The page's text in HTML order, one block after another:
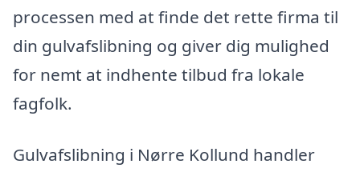
processen med at finde det rette firma til
din gulvafslibning og giver dig mulighed
for nemt at indhente tilbud fra lokale
fagfolk.
Gulvafslibning i Nørre Kollund handler